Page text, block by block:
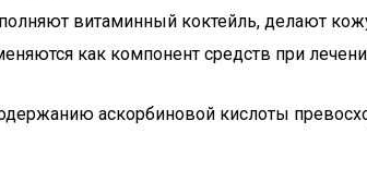
витаминный коктейль, делают
как компонент средств при
аскорбиновой кислоты